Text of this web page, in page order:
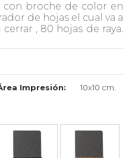
con broche de color en
de hojas el cual va a
, 80 hojas de raya.
Impresión: 10x10 cm.